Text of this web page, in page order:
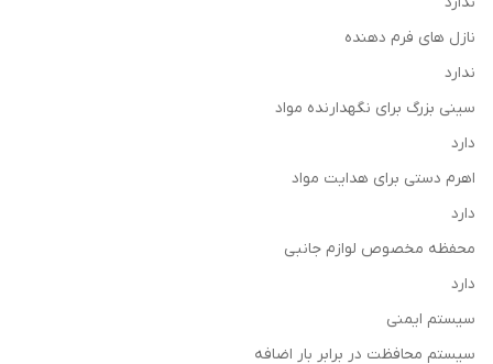
نازل های فرم دهنده
ندارد
سینی بزرگ برای نگهدارنده مواد
دارد
اهرم دستی برای هدایت مواد
دارد
محفظه مخصوص لوازم جانبی
دارد
سیستم ایمنی
سیستم محافظت در برابر بار اضافه